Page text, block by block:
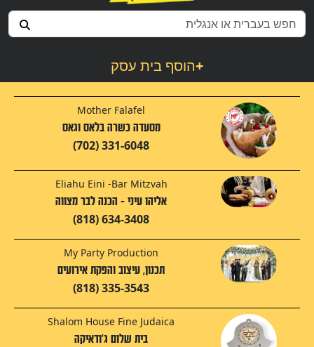
הוסף בית עסק+
Mother Falafel
מסעדה כשרה בלאס וגאס
(702) 331-6048
Eliahu Eini -Bar Mitzvah
אליהו עיני - הכנה לבר מצווה
(818) 634-3408
My Party Production
תכנון, עיצוב והפקת אירועים
(818) 335-3543
Shalom House Fine Judaica
בית שלום ג'ודאיקה